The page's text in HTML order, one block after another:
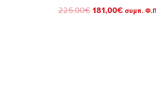
225,00€ Original
181,00€ Η
συμπ.